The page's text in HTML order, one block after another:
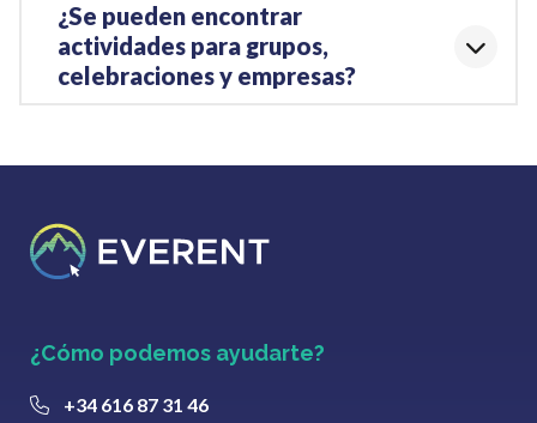
¿Se pueden encontrar
actividades para grupos,
celebraciones y empresas?
¿Cómo podemos ayudarte?
+34 616 87 31 46